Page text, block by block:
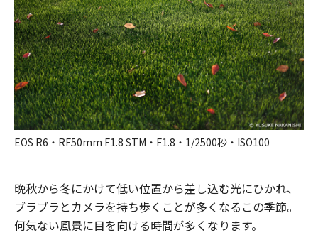
EOS R6・RF50mm F1.8 STM・F1.8・1/2500秒・ISO100
晩秋から冬にかけて低い位置から差し込む光にひかれ、
ブラブラとカメラを持ち歩くことが多くなるこの季節。
何気ない風景に目を向ける時間が多くなります。